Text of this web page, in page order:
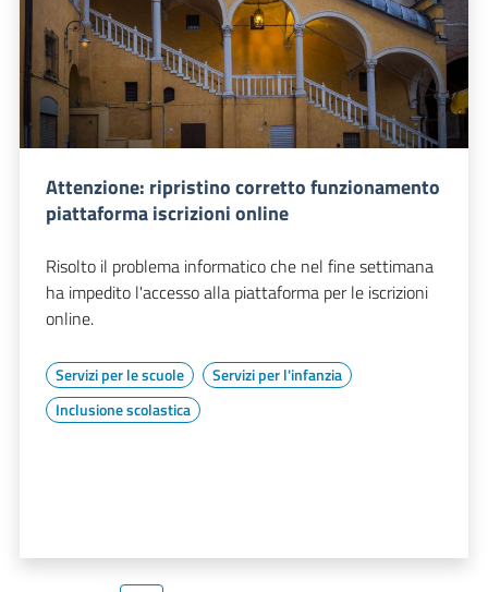
Attenzione: ripristino corretto funzionamento
piattaforma iscrizioni online
Risolto il problema informatico che nel fine settimana
ha impedito l'accesso alla piattaforma per le iscrizioni
online.
Servizi per le scuole
Servizi per l'infanzia
Inclusione scolastica